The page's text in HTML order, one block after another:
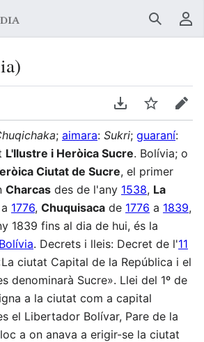
Buscar
Descarregar en
Vigilar
; aimara: Sukri; guaraní:
L'Ilustre i Heròica Sucre. Bolívia; o
Ciutat de Sucre, el primer
Charcas des de l'any 1538, La
a 1776, Chuquisaca de 1776 a 1839,
1839 fins al dia de hui, és la
Bolívia. Decrets i lleis: Decret de l'11
ciutat Capital de la República i el
denominarà Sucre». Llei del 1º de
a la ciutat com a capital
el Libertador Bolívar, Pare de la
a on anava a erigir-se la ciutat